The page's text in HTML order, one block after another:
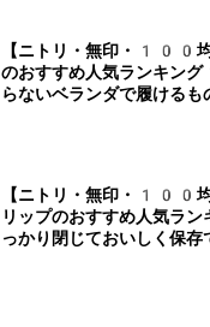
【ニトリ・無印・100均
のおすすめ人気ランキン
らないベランダで履けるも
【ニトリ・無印・100均
リップのおすすめ人気ラ
っかり閉じておいしく保存